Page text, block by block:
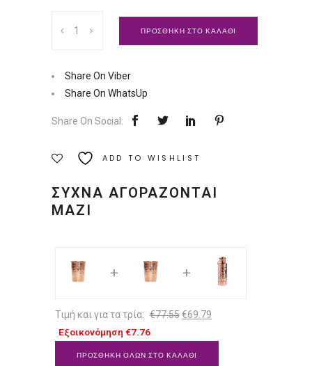
νερού,
σφυρήλατο
&
Ποσότητα
ΠΡΟΣΘΗΚΗ ΣΤΟ ΚΑΛΑΘΙ
Share On Viber
Share On WhatsUp
Share On Social:
ADD TO WISHLIST
ΣΥΧΝΑ ΑΓΟΡΑΖΟΝΤΑΙ
ΜΑΖΙ
+ +
Τιμή και για τα τρία: €77.55Original
€69.79
Εξοικονόμηση €7.76
ΠΡΟΣΘΗΚΗ ΟΛΩΝ ΣΤΟ ΚΑΛΑΘΙ